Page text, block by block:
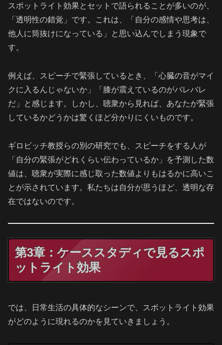
スポットライト効果とセットで語られることが多いのが、
「透明性の錯覚」です。これは、「自分の感情や思考は、
他人に筒抜けになっている」と思い込んでしまう現象で
す。
例えば、スピーチで緊張しているとき、「心臓の音がマイ
クに入るんじゃないか」「膝が震えているのがバレバレ
だ」と感じます。しかし、聴衆から見れば、あなたが緊張
しているかどうかは驚くほど分かりにくいものです。
ギロビッチ教授らの別の研究でも、スピーチをする人が
「自分の緊張がどれくらい伝わっているか」を予測した数
値は、聴衆が実際に感じ取った数値よりもはるかに高いこ
とが示されています。私たちは自分が思うほど、透明な存
在ではないのです。
第3章：ケーススタディで見るスポ
ットライト効果
では、日常生活の具体的なシーンで、スポットライト効果
がどのように現れるのかを見ていきましょう。